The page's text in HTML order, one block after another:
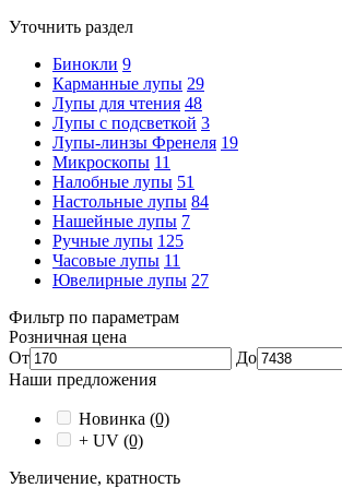
Уточнить раздел
Бинокли 9
Карманные лупы 29
Лупы для чтения 48
Лупы с подсветкой 3
Лупы-линзы Френеля 19
Микроскопы 11
Налобные лупы 51
Настольные лупы 84
Нашейные лупы 7
Ручные лупы 125
Часовые лупы 11
Ювелирные лупы 27
Фильтр по параметрам
Розничная цена
От
До
Наши предложения
Новинка (0)
+ UV (0)
Увеличение, кратность